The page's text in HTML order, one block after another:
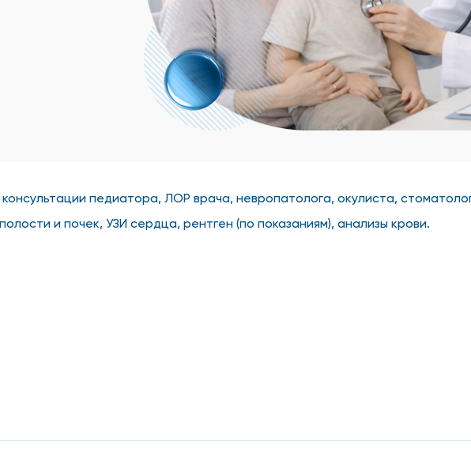
педиатора, ЛОР врача, невропатолога, окулиста,
и почек, УЗИ сердца, рентген (по показаниям), анализы крови.